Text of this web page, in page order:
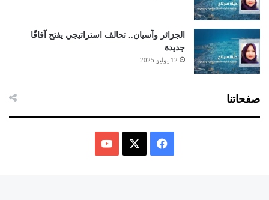
الجزائر وآسيان.. تحالف استراتيجي يفتح آفاقًا
جديدة
12 يوليو 2025
صفحاتنا